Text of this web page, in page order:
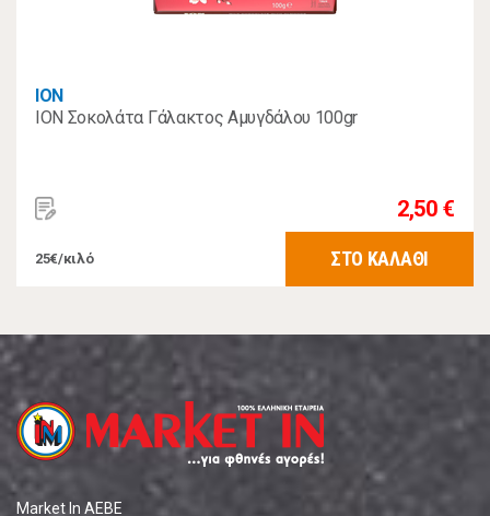
ΙΟΝ
ION Σοκολάτα Γάλακτος Αμυγδάλου 100gr
2,50 €
25€/κιλό ΣΤΟ ΚΑΛΑΘΙ
Market In ΑΕΒΕ